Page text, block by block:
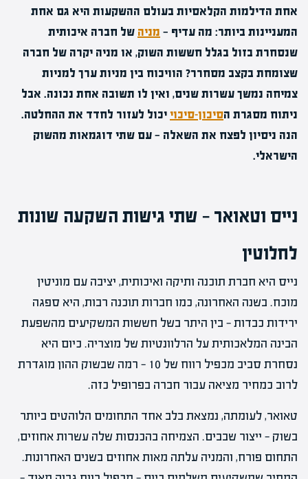
אחת הדילמות הקלאסיות בעולם ההשקעות היא גם אחת
המעניינות ביותר: מה עדיף — מניה של חברה איכותית
שנסחרת בזול בגלל חששות השוק, או מניה יקרה של חברה
שצומחת בקצב מסחרר? הוויכוח בין מניות ערך למניות
צמיחה נמשך עשרות שנים, ואין לו תשובה אחת נכונה. אבל
ניתוח מסגרת הסיכון-סיכוייכול לעזור לחדד את ההחלטה.
הנה ניסיון לפצח את השאלה — עם שתי דוגמאות מהשוק
הישראלי.
נייס וטאואר — שתי גישות השקעה שונות
לחלוטין
נייס היא חברת תוכנה ותיקה ואיכותית, יציבה עם מוניטין
מוכח. בשנה האחרונה, כמו חברות תוכנה רבות, היא ספגה
ירידות כבדות — בין היתר בשל חששות המשקיעים מהשפעת
הבינה המלאכותית על הרלוונטיות של מוצריה. כיום היא
נסחרת סביב מכפיל רווח של 10 — רמה שבשוק ההון מוגדרת
לרוב כמחיר מציאה עבור חברה בפרופיל כזה.
טאואר, לעומתה, נמצאת בלב אחד התחומים הלוהטים ביותר
בשוק — ייצור שבבים. הצמיחה בהכנסות שלה עשרות אחוזים,
התחום פורח, והמניה עלתה מאות אחוזים בשנים האחרונות.